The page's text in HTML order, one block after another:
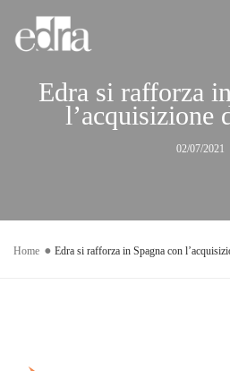
Edra si rafforza
l’acquisizione
02/07/2021
Home Edra si rafforza in Spagna con